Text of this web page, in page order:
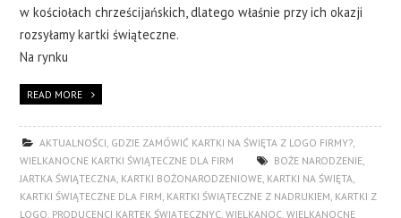
w kościołach chrześcijańskich, dlatego właśnie przy ich okazji
rozsyłamy kartki świąteczne.
Na rynku
READ MORE
AKTUALNOŚCI, GDZIE ZAMÓWIĆ KARTKI NA ŚWIĘTA Z LOGO FIRMY?,
WIELKANOCNE KARTKI ŚWIĄTECZNE DLA FIRM
BOŻE NARODZENIE,
JARTKA ŚWIĄTECZNA, KARTKI BOŻONARODZENIOWE, KARTKI NA ŚWIĘTA,
KARTKI ŚWIĄTECZNE DLA FIRM, KARTKI ŚWIĄTECZNE Z NADRUKIEM, KARTKI Z
LOGO, PRODUCENCI KARTEK ŚWIĄTECZNYC,WIELKANOC,WIELKANOCNE